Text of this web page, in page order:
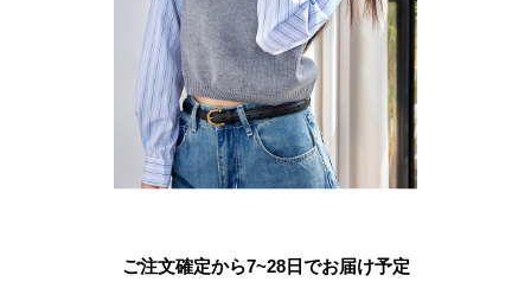
ご注文確定から7~28日でお届け予定